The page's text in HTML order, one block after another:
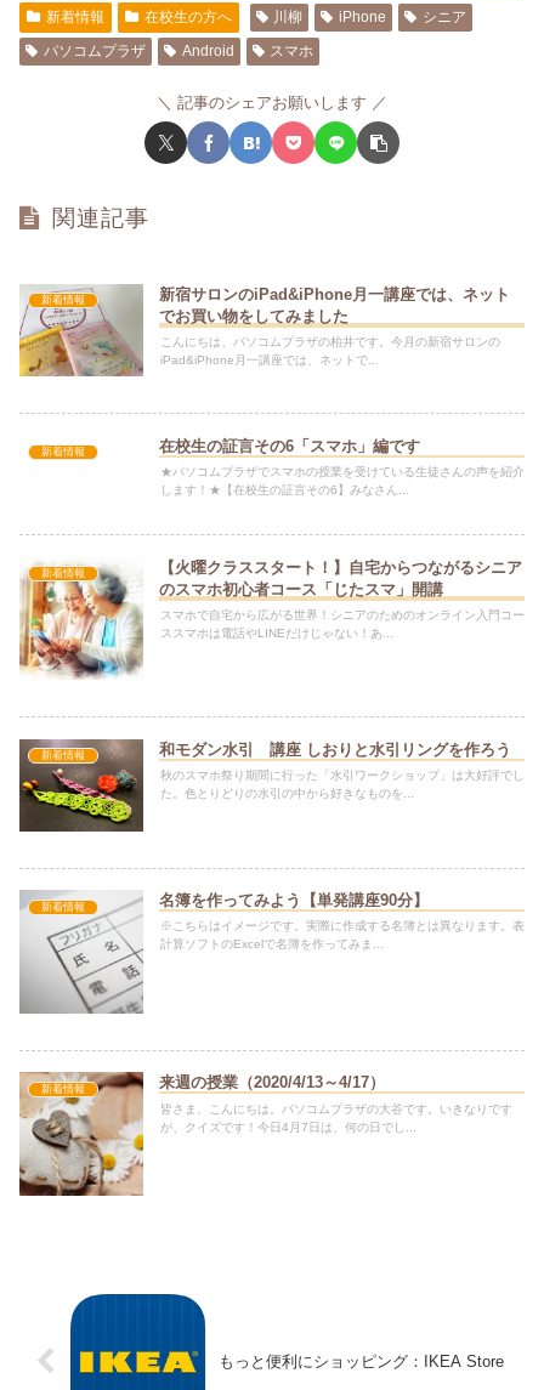
新着情報 在校生の方へ 川柳 iPhone
シニア
パソコムプラザ
Android スマホ
記事のシェアお願いします
関連記事
新着情報
新宿サロンのiPad&iPhone月一講座では、ネット
でお買い物をしてみました
こんにちは、パソコムプラザの柏井です。今月の新宿サロンの
iPad&iPhone月一講座では、ネットで...
新着情報 在校生の証言その6「スマホ」編です
★パソコムプラザでスマホの授業を受けている生徒さんの声を紹介
します！★【在校生の証言その6】みなさん...
新着情報
【火曜クラススタート！】自宅からつながるシニア
のスマホ初心者コース「じたスマ」開講
スマホで自宅から広がる世界！シニアのためのオンライン入門コー
ススマホは電話やLINEだけじゃない！あ...
新着情報 和モダン水引 講座 しおりと水引リングを作ろう
秋のスマホ祭り期間に行った「水引ワークショップ」は大好評でし
た。色とりどりの水引の中から好きなものを...
新着情報 名簿を作ってみよう【単発講座90分】
※こちらはイメージです。実際に作成する名簿とは異なります。表
計算ソフトのExcelで名簿を作ってみま...
新着情報 来週の授業（2020/4/13～4/17）
皆さま、こんにちは。パソコムプラザの大谷です。いきなりです
が、クイズです！今日4月7日は、何の日でし...
もっと便利にショッピング：IKEA Store